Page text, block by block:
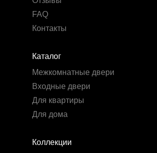
Коллекции
Каталог
Межкомнатные двери
Входные двери
Для квартиры
Для дома
FAQ
Контакты